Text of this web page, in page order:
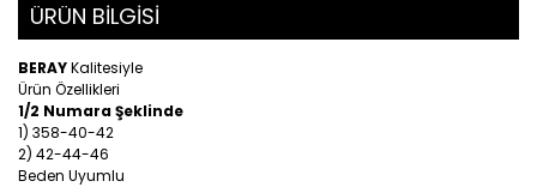
ÜRÜN BİLGİSİ
BERAYKalitesiyle
Ürün Özellikleri
1/2 Numara Şeklinde
1) 358-40-42
2) 42-44-46
Beden Uyumlu